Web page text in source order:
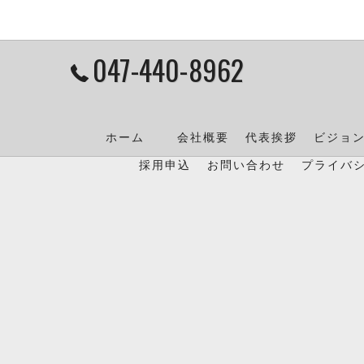
047-440-8962
ホーム 会社概要 代表挨拶 ビジョン
採用申込
お問い合わせ プライバ